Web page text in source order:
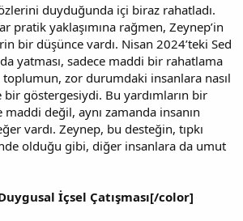
duyduğunda içi biraz rahatladı.
pratik yaklaşımına rağmen, Zeynep’in
bir düşünce vardı. Nisan 2024’teki Sed
yatması, sadece maddi bir rahatlama
toplumun, zor durumdaki insanlara nasıl
göstergesiydi. Bu yardımların bir
maddi değil, aynı zamanda insanın
vardı. Zeynep, bu desteğin, tıpkı
olduğu gibi, diğer insanlara da umut
İçsel Çatışması[/color]